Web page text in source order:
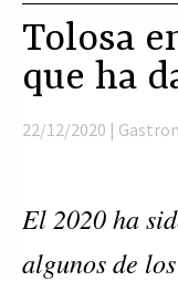
Tolosa
que ha
22/12/2020 |
El 2020 ha
algunos de